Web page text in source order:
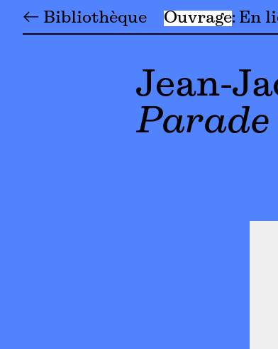
← Bibliothèque Ouvrage En
Jean-
Parade